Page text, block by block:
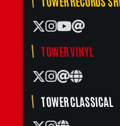
TOWER VINYL
TOWER CLASSICAL